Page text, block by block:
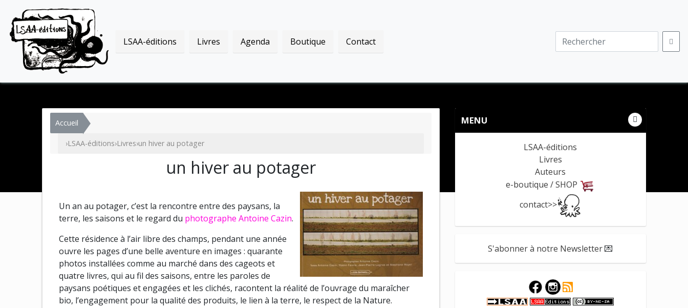
LSAA-éditions Livres Agenda Boutique Contact
Accueil
›LSAA-éditions›Livres›un hiver au potager
un hiver au potager
Un an au potager, c’est la rencontre entre des paysans, la
terre, les saisons et le regard du photographe Antoine Cazin.
Cette résidence à l’air libre des champs, pendant une année
ouvre les pages d’une belle aventure en images : quarante
photos installées comme au marché dans des cageots et
quatre livres, qui au fil des saisons, entre les paroles de
paysans poétiques et engagées et les clichés, racontent la réalité de l’ouvrage du maraîcher
bio, l’engagement pour la qualité des produits, le lien à la terre, le respect de la Nature.
MENU
LSAA-éditions
Livres
Auteurs
e-boutique / SHOP
contact>>
S'abonner à notre Newsletter💌